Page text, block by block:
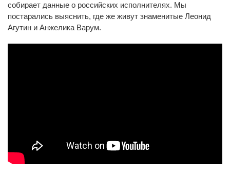
собирает данные о российских исполнителях. Мы
постарались выяснить, где же живут знаменитые Леонид
Агутин и Анжелика Варум.